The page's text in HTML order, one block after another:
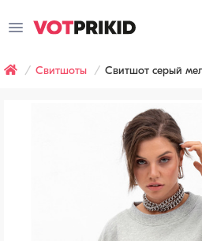
Свитшоты Свитшот серый
Заявка
Наш менеджер
свяжется, чтобы
заказа.
Заказ
персональных